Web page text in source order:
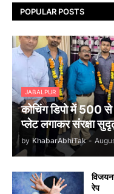
POPULAR POSTS
JABALPUR
कोचिंग डिपो में 500
प्लेट लगाकर संरक्षा
by KhabarAbhiTak -
रेप